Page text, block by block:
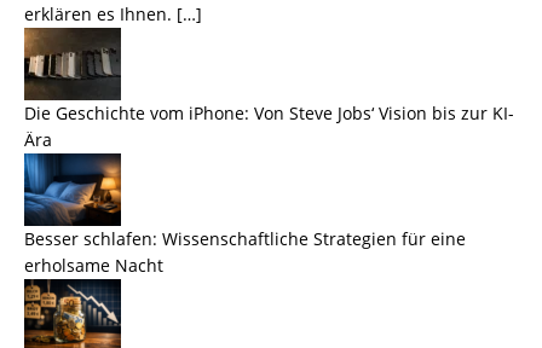
erklären es Ihnen. […]
Die Geschichte vom iPhone: Von Steve Jobs‘ Vision bis zur KI-
Ära
Besser schlafen: Wissenschaftliche Strategien für eine
erholsame Nacht